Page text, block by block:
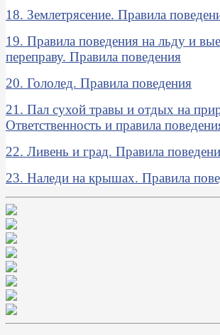
18. Землетрясение. Правила
19. Правила поведения на льду и
переправу. Правила поведения
20. Гололед. Правила поведения
21. Пал сухой травы и отдых на
Ответственность и правила
22. Ливень и град. Правила
23. Наледи на крышах. Правила